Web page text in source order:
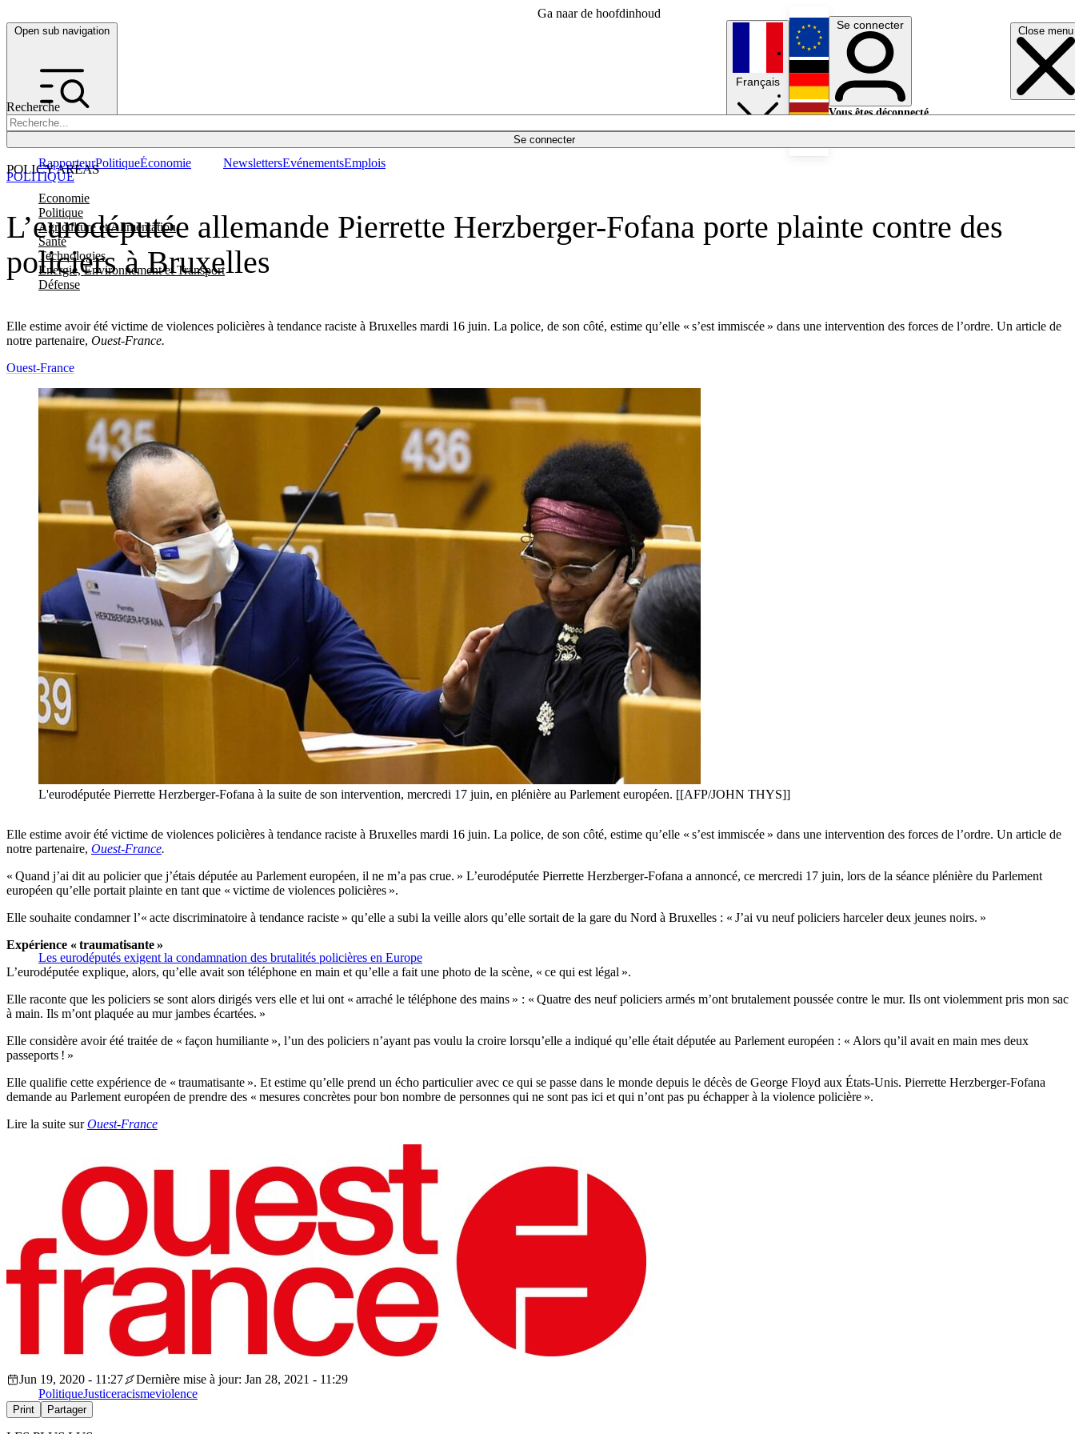
Ga naar de hoofdinhoud
Open sub navigation Close menu
Recherche
Se connecter
POLICY AREAS
Economie
Politique
Agriculture et Alimentation
Santé
Technologies
Energie, Environnement et Transport
Défense
RapporteurPolitiqueÉconomie NewslettersEvénementsEmplois
Français
English
Deutsch
Se connecter
Vous êtes déconnecté.
L’eurodéputée allemande Pierrette Herzberger-Fofana porte plainte contre des
policiers à Bruxelles
Elle estime avoir été victime de violences policières à tendance raciste à Bruxelles mardi 16 juin. La police, de son côté, estime qu’elle « s’est immiscée » dans une intervention des forces de l’ordre. Un article de
notre partenaire, Ouest-France.
POLITIQUE
Ouest-France
L'eurodéputée Pierrette Herzberger-Fofana à la suite de son intervention, mercredi 17 juin, en plénière au Parlement européen. [[AFP/JOHN THYS]]
Elle estime avoir été victime de violences policières à tendance raciste à Bruxelles mardi 16 juin. La police, de son côté, estime qu’elle « s’est immiscée » dans une intervention des forces de l’ordre. Un article de
notre partenaire, Ouest-France.
« Quand j’ai dit au policier que j’étais députée au Parlement européen, il ne m’a pas crue. » L’eurodéputée Pierrette Herzberger-Fofana a annoncé, ce mercredi 17 juin, lors de la séance plénière du Parlement
européen qu’elle portait plainte en tant que « victime de violences policières ».
Elle souhaite condamner l’« acte discriminatoire à tendance raciste » qu’elle a subi la veille alors qu’elle sortait de la gare du Nord à Bruxelles : « J’ai vu neuf policiers harceler deux jeunes noirs. »
Les eurodéputés exigent la condamnation des brutalités policières en Europe
Expérience « traumatisante »
L’eurodéputée explique, alors, qu’elle avait son téléphone en main et qu’elle a fait une photo de la scène, « ce qui est légal ».
Elle raconte que les policiers se sont alors dirigés vers elle et lui ont « arraché le téléphone des mains » : « Quatre des neuf policiers armés m’ont brutalement poussée contre le mur. Ils ont violemment pris mon sac
à main. Ils m’ont plaquée au mur jambes écartées. »
Elle considère avoir été traitée de « façon humiliante », l’un des policiers n’ayant pas voulu la croire lorsqu’elle a indiqué qu’elle était députée au Parlement européen : « Alors qu’il avait en main mes deux
passeports ! »
Elle qualifie cette expérience de « traumatisante ». Et estime qu’elle prend un écho particulier avec ce qui se passe dans le monde depuis le décès de George Floyd aux États-Unis. Pierrette Herzberger-Fofana
demande au Parlement européen de prendre des « mesures concrètes pour bon nombre de personnes qui ne sont pas ici et qui n’ont pas pu échapper à la violence policière ».
Lire la suite surOuest-France
Jun 19, 2020 - 11:27
Dernière mise à jour: Jan 28, 2021 - 11:29
PolitiqueJusticeracismeviolence
Print Partager